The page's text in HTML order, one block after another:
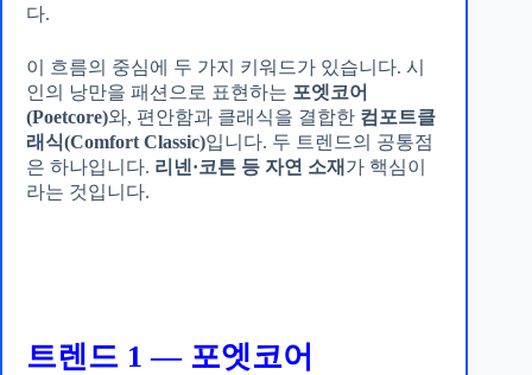
다.
이 흐름의 중심에 두 가지 키워드가 있습니다. 시
인의 낭만을 패션으로 표현하는 포엣코어
(Poetcore)와, 편안함과 클래식을 결합한 컴포트클
래식(Comfort Classic)입니다. 두 트렌드의 공통점
은 하나입니다. 리넨·코튼 등 자연 소재 가 핵심이
라는 것입니다.
트렌드 1 — 포엣코어